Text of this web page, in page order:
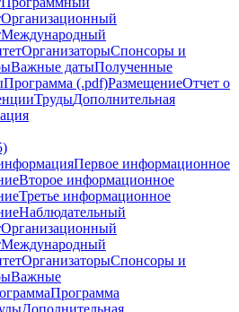
Организационный
Международный
ОрганизаторыСпонсоры и
Важные датыПолученные
Программа (.pdf)РазмещениеОтчет о
ТрудыДополнительная
Первое информационное
Второе информационное
Третье информационное
Наблюдательный
Организационный
Международный
ОрганизаторыСпонсоры и
Важные
Программа
Дополнительная